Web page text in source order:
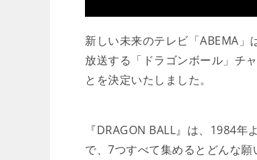
新しい未来のテレビ「ABEMA
放送する「ドラゴンボール」チ
とを決定いたしました。
『DRAGON BALL』は、1984
で、7つすべて集めるとどんな願